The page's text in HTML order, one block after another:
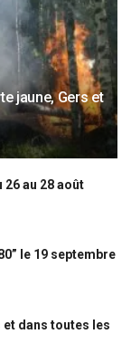
jaune, Gers et
au 28 août
le 19 septembre
et dans toutes les